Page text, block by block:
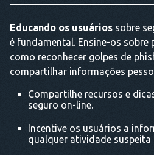
Educando os usuários sobre
é fundamental. Ensine-os sobre
como reconhecer golpes de
compartilhar informações
Compartilhe recursos e
seguro on-line.
Incentive os usuários a
qualquer atividade suspeita